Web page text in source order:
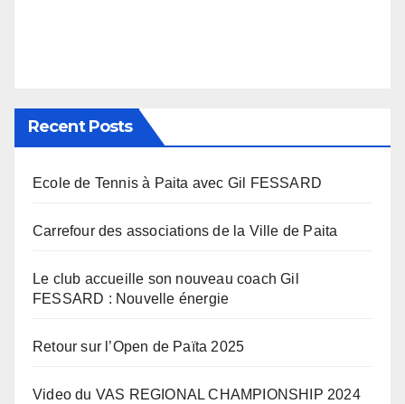
Recent Posts
Ecole de Tennis à Paita avec Gil FESSARD
Carrefour des associations de la Ville de Paita
Le club accueille son nouveau coach Gil
FESSARD : Nouvelle énergie
Retour sur l’Open de Païta 2025
Video du VAS REGIONAL CHAMPIONSHIP 2024